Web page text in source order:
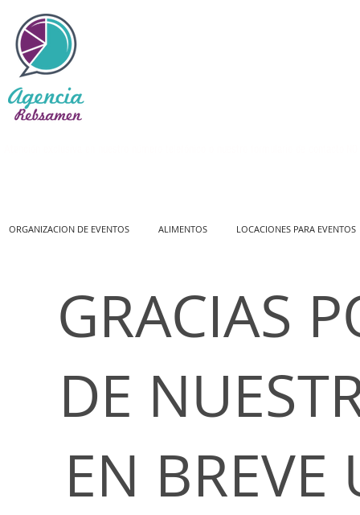
ORGANIZACION DE EVENTOS ALIMENTOS LOCACIONES PARA EVENTOS
GRACIAS
DE
EN BREVE